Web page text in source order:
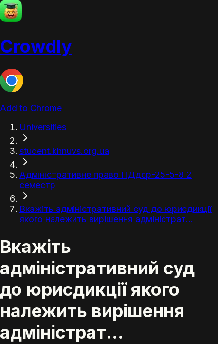
Crowdly
Add to Chrome
Universities
student.khnuvs.org.ua
Адміністративне право ПДдср-25-5-8 2
семестр
Вкажіть адміністративний суд до юрисдикції
якого належить вирішення адміністрат...
Вкажіть
адміністративний суд
до юрисдикції якого
належить вирішення
адміністрат...